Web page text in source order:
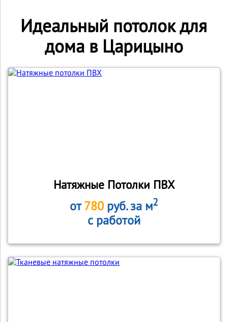
Идеальный потолок для
дома в Царицыно
Натяжные Потолки ПВХ
от780руб. за м2
с работой